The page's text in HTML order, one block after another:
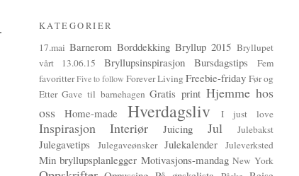
KATEGORIER
17.mai Barnerom Borddekking Bryllup 2015 Bryllupet
vårt 13.06.15
Bryllupsinspirasjon Bursdagstips
Fem
favoritter Five to follow Forever Living Freebie-friday Før og
Etter Gave til barnehagen Gratis print Hjemme hos
oss
Home-made Hverdagsliv I just love
Inspirasjon Interiør Juicing Jul Julebakst
Julegavetips Julegaveønsker Julekalender Juleverksted
Min bryllupsplanlegger Motivasjons-mandag New York